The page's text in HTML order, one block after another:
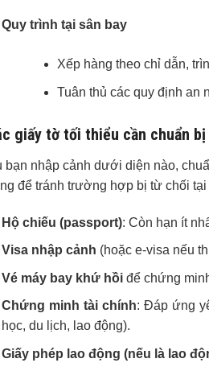
Quy trình tại sân bay
Xếp hàng theo chỉ dẫn,
Tuân thủ các quy định an
giấy tờ tối thiểu cần chuẩn
bạn nhập cảnh dưới diện nào,
để tránh trường hợp bị từ chối
Hộ chiếu (passport): Còn hạn ít
Visa nhập cảnh (hoặc e-visa nếu
Vé máy bay khứ hồi để chứng
Chứng minh tài chính: Đáp ứng
học, du lịch, lao động).
Giấy phép lao động (nếu là lao